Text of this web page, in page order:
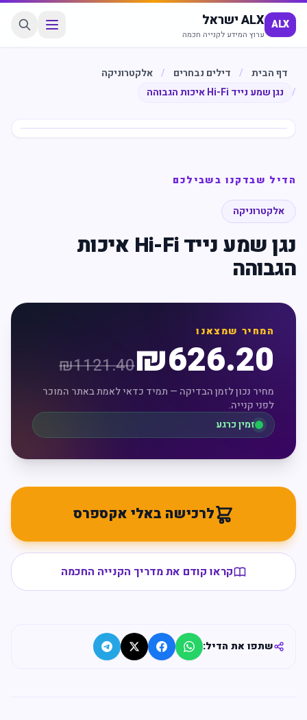
ALX ALX ישראל
ערוץ המידע לקנייה חכמה
דף הבית / דילים נבחרים / אלקטרוניקה
/
נגן שמע נייד Hi-Fi איכות הגבוהה
הדיל שבדקנו בשבילכם
אלקטרוניקה
נגן שמע נייד Hi-Fi איכות
הגבוהה
המחיר שמצאנו
₪626.20
₪1121.40
מחיר נכון לזמן הבדיקה — תמיד כדאי לאמת באתר המוכר
לפני קנייה.
זמין כרגע
לרכישה באלי אקספרס
קראו קודם את מדריך הקנייה החכמה
שתפו את הדיל: